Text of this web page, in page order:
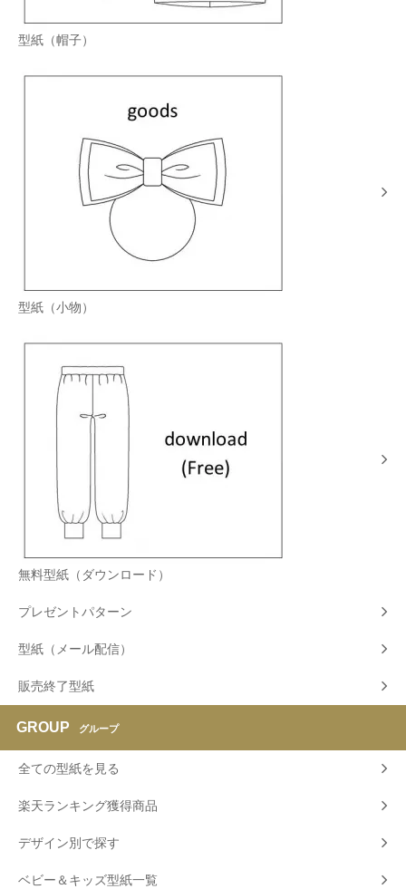
型紙（帽子）
型紙（小物）
無料型紙（ダウンロード）
プレゼントパターン
型紙（メール配信）
販売終了型紙
GROUP グループ
全ての型紙を見る
楽天ランキング獲得商品
デザイン別で探す
ベビー＆キッズ型紙一覧